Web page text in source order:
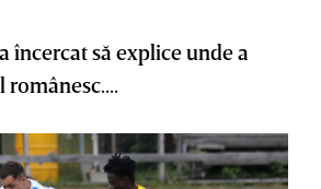
încercat să explice unde a